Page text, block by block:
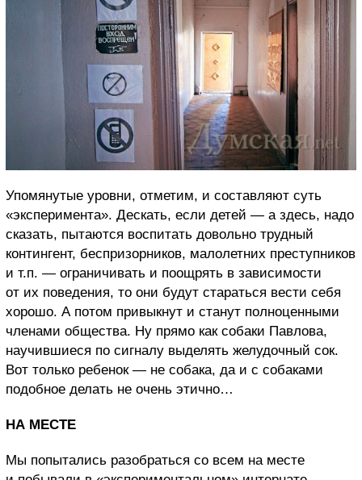
Упомянутые уровни, отметим, и составляют суть
«эксперимента». Дескать, если детей — а здесь, надо
сказать, пытаются воспитать довольно трудный
контингент, беспризорников, малолетних преступников
и т.п. — ограничивать и поощрять в зависимости
от их поведения, то они будут стараться вести себя
хорошо. А потом привыкнут и станут полноценными
членами общества. Ну прямо как собаки Павлова,
научившиеся по сигналу выделять желудочный сок.
Вот только ребенок — не собака, да и с собаками
подобное делать не очень этично…
НА МЕСТЕ
Мы попытались разобраться со всем на месте